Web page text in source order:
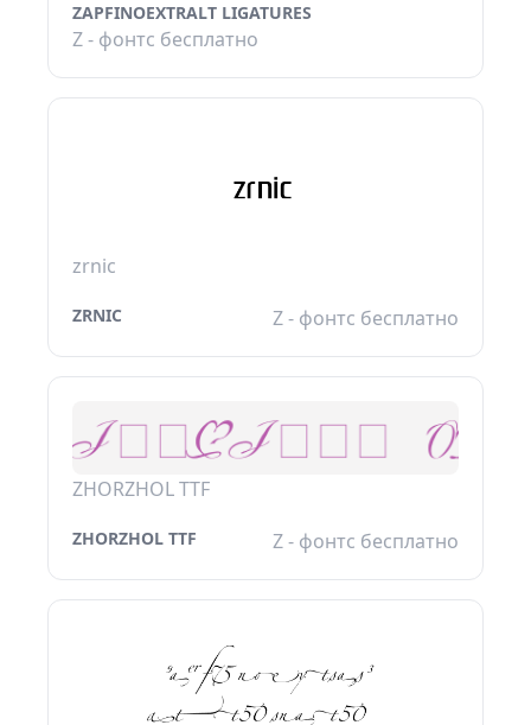
ZAPFINOEXTRALT LIGATURES
Z - фонтс бесплатно
zrnic
ZRNIC Z - фонтс бесплатно
ZHORZHOL TTF
ZHORZHOL TTF Z - фонтс бесплатно